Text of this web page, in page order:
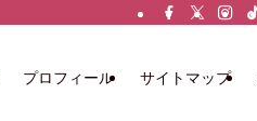
プロフィール サイトマップ